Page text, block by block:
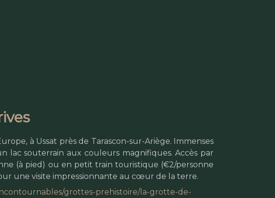
à Ussat près de Tarascon-sur-Ariège. Immenses
lac souterrain aux couleurs magnifiques. Accès par
(à pied) ou en petit train touristique (€2/personne
une visite impressionnante au cœur de la terre.
grottes-prehistoire/la-grotte-de-